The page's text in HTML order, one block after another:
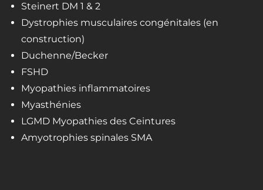
Steinert DM 1 & 2
Dystrophies musculaires congénitales (en
construction)
Duchenne/Becker
FSHD
Myopathies inflammatoires
Myasthénies
LGMD Myopathies des Ceintures
Amyotrophies spinales SMA